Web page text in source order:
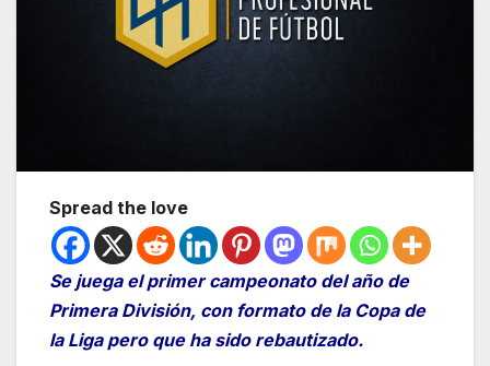
Spread the love
Se juega el primer campeonato del año de
Primera División, con formato de la Copa de
la Liga pero que ha sido rebautizado.